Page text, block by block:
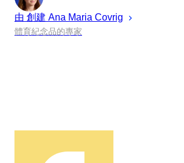
由 創建 Ana Maria Covrig
體育紀念品的專家